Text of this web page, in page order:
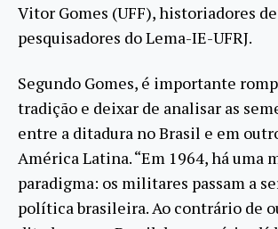
Vitor Gomes (UFF), historiadores
pesquisadores do Lema-IE-UFRJ.
Segundo Gomes, é importante
tradição e deixar de analisar as
entre a ditadura no Brasil e em
América Latina. “Em 1964, há uma
paradigma: os militares passam a
política brasileira. Ao contrário de